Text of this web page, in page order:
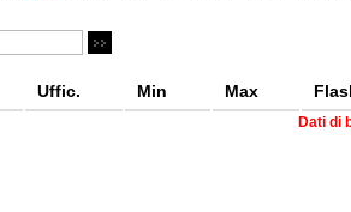
Uffic. Min Max
Dati di